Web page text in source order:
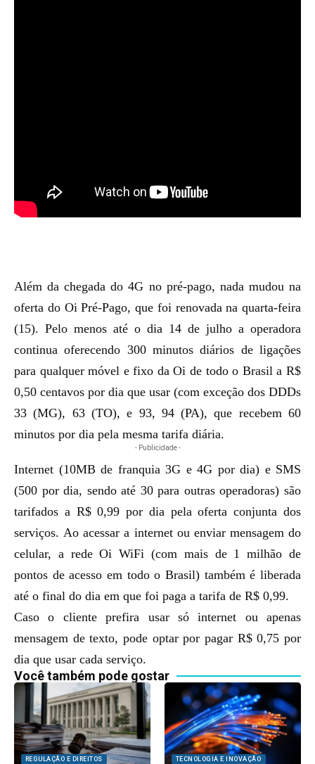
Além da chegada do 4G no pré-pago, nada mudou na
oferta do Oi Pré-Pago, que foi renovada na quarta-feira
(15). Pelo menos até o dia 14 de julho a operadora
continua oferecendo 300 minutos diários de ligações
para qualquer móvel e fixo da Oi de todo o Brasil a R$
0,50 centavos por dia que usar (com exceção dos DDDs
33 (MG), 63 (TO), e 93, 94 (PA), que recebem 60
minutos por dia pela mesma tarifa diária.
- Publicidade -
Internet (10MB de franquia 3G e 4G por dia) e SMS
(500 por dia, sendo até 30 para outras operadoras) são
tarifados a R$ 0,99 por dia pela oferta conjunta dos
serviços. Ao acessar a internet ou enviar mensagem do
celular, a rede Oi WiFi (com mais de 1 milhão de
pontos de acesso em todo o Brasil) também é liberada
até o final do dia em que foi paga a tarifa de R$ 0,99.
Caso o cliente prefira usar só internet ou apenas
mensagem de texto, pode optar por pagar R$ 0,75 por
dia que usar cada serviço.
Você também pode gostar
REGULAÇÃO E DIREITOS TECNOLOGIA E INOVAÇÃO